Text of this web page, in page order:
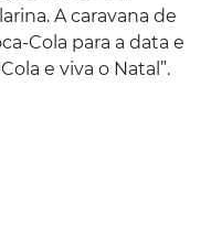
A caravana de
Cola para a data e
e viva o Natal”.